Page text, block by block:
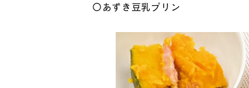
〇あずき豆乳プリン